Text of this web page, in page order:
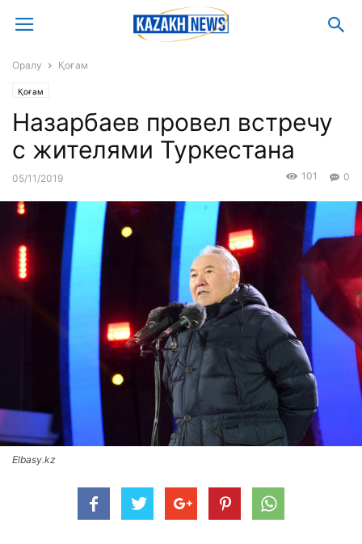
Оралу Қоғам
Қоғам
Назарбаев провел встречу
с жителями Туркестана
05/11/2019 0
101
Elbasy.kz